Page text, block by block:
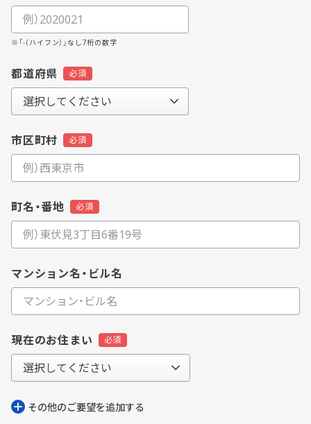
※「-（ハイフン）」なし7桁の数字
都道府県
市区町村
町名・番地
マンション名・ビル名
現在のお住まい
その他のご要望を追加する